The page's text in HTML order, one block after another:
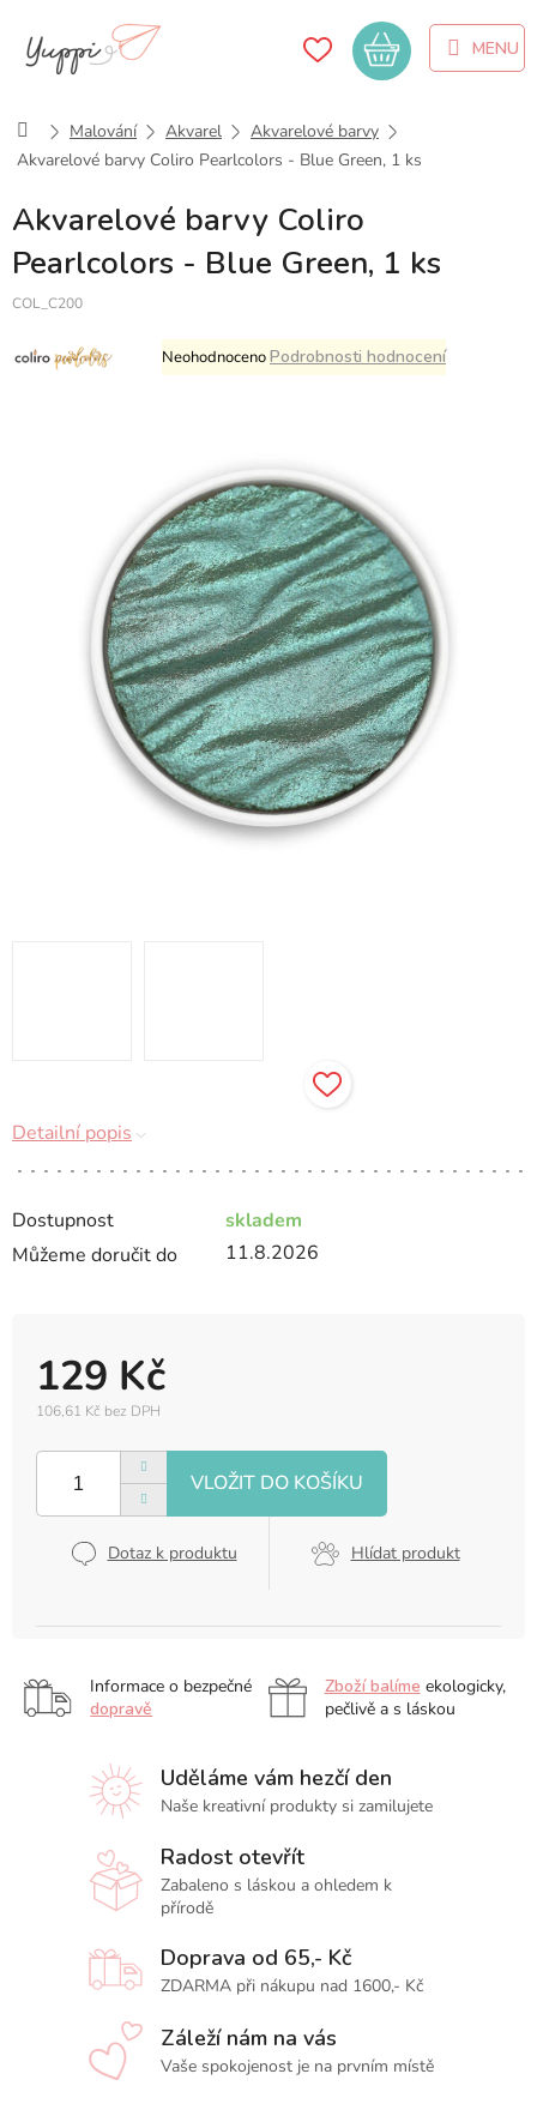
obsah
Nákupní
košík
DomůMalování Akvarel
Akvarelové barvy
Akvarelové barvy Coliro Pearlcolors - Blue Green, 1 ks
Akvarelové barvy Coliro
Pearlcolors - Blue Green, 1 ks
COL_C200
Průměrné
hodnocení
hvězdiček.
NeohodnocenoPodrobnosti hodnocení
Dostupnost
skladem
Můžeme doručit do
11.8.2026
129 Kč
106,61 Kč bez DPH
cena:
Dotaz k produktu Hlídat produkt
Detailní popis
Informace o bezpečné
dopravě
Zboží balíme ekologicky,
pečlivě a s láskou
Uděláme vám hezčí den
Naše kreativní produkty si zamilujete
Radost otevřít
Zabaleno s láskou a ohledem k
přírodě
Doprava od 65,- Kč
ZDARMA při nákupu nad 1600,- Kč
Záleží nám na vás
Vaše spokojenost je na prvním místě